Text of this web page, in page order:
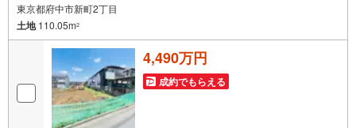
東京都府中市新町2丁目
土地110.05m2
4,490万円
成約でもらえる